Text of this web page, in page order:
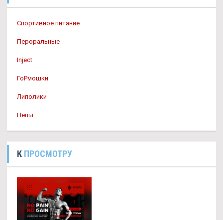
Спортивное питание
Пероральные
Inject
ГоРмошки
Липолики
Пепы
К ПРОСМОТРУ